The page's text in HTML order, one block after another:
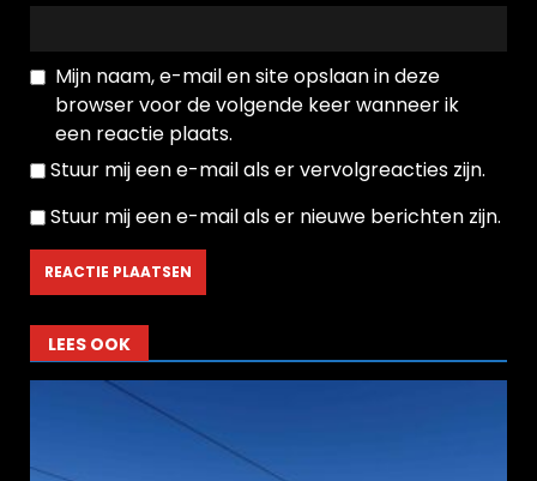
Mijn naam, e-mail en site opslaan in deze
browser voor de volgende keer wanneer ik
een reactie plaats.
Stuur mij een e-mail als er vervolgreacties zijn.
Stuur mij een e-mail als er nieuwe berichten zijn.
LEES OOK